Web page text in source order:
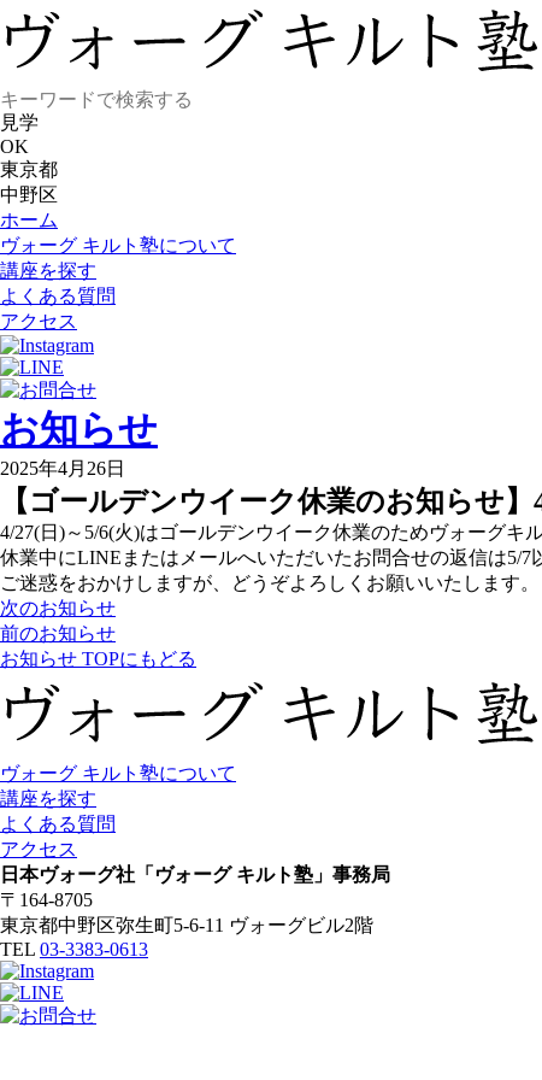
見学
OK
東京都
中野区
ホーム
ヴォーグ キルト塾について
講座を探す
よくある質問
アクセス
お知らせ
2025年4月26日
【ゴールデンウイーク休業のお知らせ
4/27(日)～5/6(火)はゴールデンウイーク休業のためヴォーグキ
休業中にLINEまたはメールへいただいたお問合せの返信は5/7
ご迷惑をおかけしますが、どうぞよろしくお願いいたします。
次のお知らせ
前のお知らせ
お知らせ TOPにもどる
ヴォーグ キルト塾について
講座を探す
よくある質問
アクセス
日本ヴォーグ社「ヴォーグ キルト塾」事務局
〒164-8705
東京都中野区弥生町5-6-11 ヴォーグビル2階
TEL 03-3383-0613